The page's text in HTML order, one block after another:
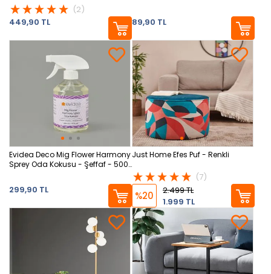
(2)
449,90 TL
89,90 TL
Evidea Deco Mig Flower Harmony
Sprey Oda Kokusu - Şeffaf - 500
299,90 TL
Just Home Efes Puf - Renkli
(7)
%20
2.499 TL
1.999 TL